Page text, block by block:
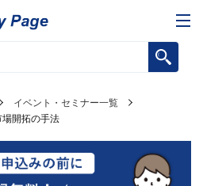
イベント・セミナー一覧
開拓の手法